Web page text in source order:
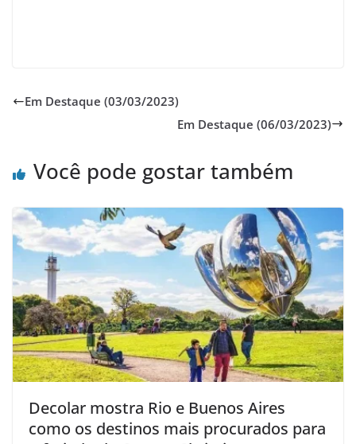
Em Destaque (03/03/2023)
Em Destaque (06/03/2023)
Você pode gostar também
Decolar mostra Rio e Buenos Aires
como os destinos mais procurados para